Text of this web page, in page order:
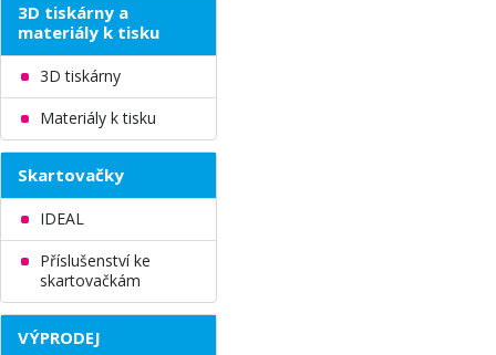
3D tiskárny a
materiály k tisku
3D tiskárny
Materiály k tisku
Skartovačky
IDEAL
Příslušenství ke
skartovačkám
VÝPRODEJ